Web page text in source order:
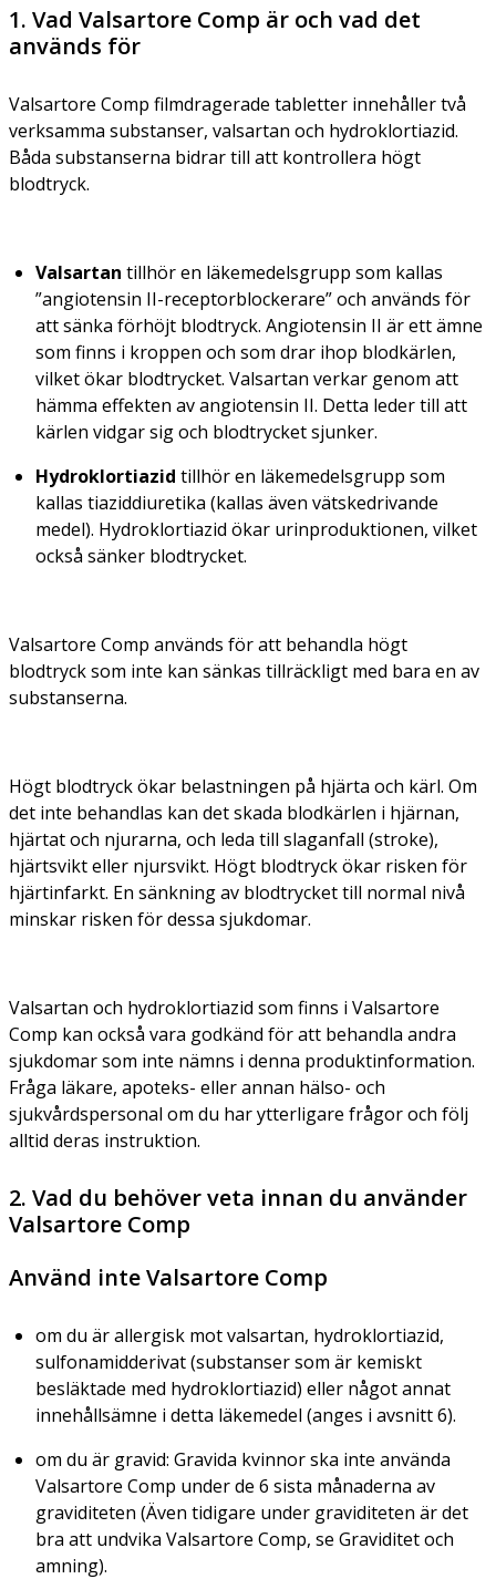
1. Vad Valsartore Comp är och vad det
används för
Valsartore Comp filmdragerade tabletter innehåller två
verksamma substanser, valsartan och hydroklortiazid.
Båda substanserna bidrar till att kontrollera högt
blodtryck.
Valsartan tillhör en läkemedelsgrupp som kallas
”angiotensin II-receptorblockerare” och används för
att sänka förhöjt blodtryck. Angiotensin II är ett ämne
som finns i kroppen och som drar ihop blodkärlen,
vilket ökar blodtrycket. Valsartan verkar genom att
hämma effekten av angiotensin II. Detta leder till att
kärlen vidgar sig och blodtrycket sjunker.
Hydroklortiazid tillhör en läkemedelsgrupp som
kallas tiaziddiuretika (kallas även vätskedrivande
medel). Hydroklortiazid ökar urinproduktionen, vilket
också sänker blodtrycket.
Valsartore Comp används för att behandla högt
blodtryck som inte kan sänkas tillräckligt med bara en av
substanserna.
Högt blodtryck ökar belastningen på hjärta och kärl. Om
det inte behandlas kan det skada blodkärlen i hjärnan,
hjärtat och njurarna, och leda till slaganfall (stroke),
hjärtsvikt eller njursvikt. Högt blodtryck ökar risken för
hjärtinfarkt. En sänkning av blodtrycket till normal nivå
minskar risken för dessa sjukdomar.
Valsartan och hydroklortiazid som finns i Valsartore
Comp kan också vara godkänd för att behandla andra
sjukdomar som inte nämns i denna produktinformation.
Fråga läkare, apoteks- eller annan hälso- och
sjukvårdspersonal om du har ytterligare frågor och följ
alltid deras instruktion.
2. Vad du behöver veta innan du använder
Valsartore Comp
Använd inte Valsartore Comp
om du är allergisk mot valsartan, hydroklortiazid,
sulfonamidderivat (substanser som är kemiskt
besläktade med hydroklortiazid) eller något annat
innehållsämne i detta läkemedel (anges i avsnitt 6).
om du är gravid: Gravida kvinnor ska inte använda
Valsartore Comp under de 6 sista månaderna av
graviditeten (Även tidigare under graviditeten är det
bra att undvika Valsartore Comp, se Graviditet och
amning).